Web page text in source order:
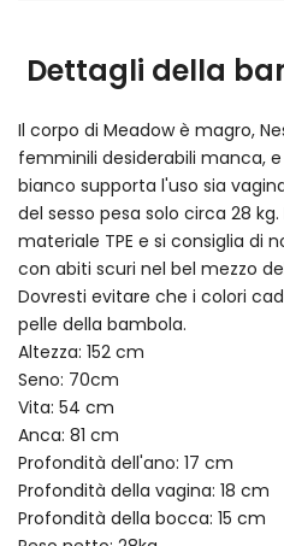
Dettagli della
Il corpo di Meadow è magro,
femminili desiderabili manca,
bianco supporta l'uso sia
del sesso pesa solo circa 28
materiale TPE e si consiglia di
con abiti scuri nel bel mezzo
Dovresti evitare che i colori
pelle della bambola.
Altezza: 152 cm
Seno: 70cm
Vita: 54 cm
Anca: 81 cm
Profondità dell'ano: 17 cm
Profondità della vagina: 18 cm
Profondità della bocca: 15 cm